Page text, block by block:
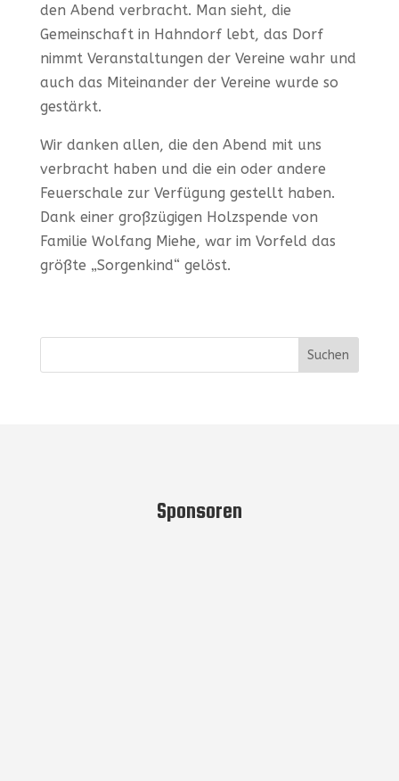
den Abend verbracht. Man sieht, die
Gemeinschaft in Hahndorf lebt, das Dorf
nimmt Veranstaltungen der Vereine wahr und
auch das Miteinander der Vereine wurde so
gestärkt.
Wir danken allen, die den Abend mit uns
verbracht haben und die ein oder andere
Feuerschale zur Verfügung gestellt haben.
Dank einer großzügigen Holzspende von
Familie Wolfang Miehe, war im Vorfeld das
größte „Sorgenkind“ gelöst.
Sponsoren